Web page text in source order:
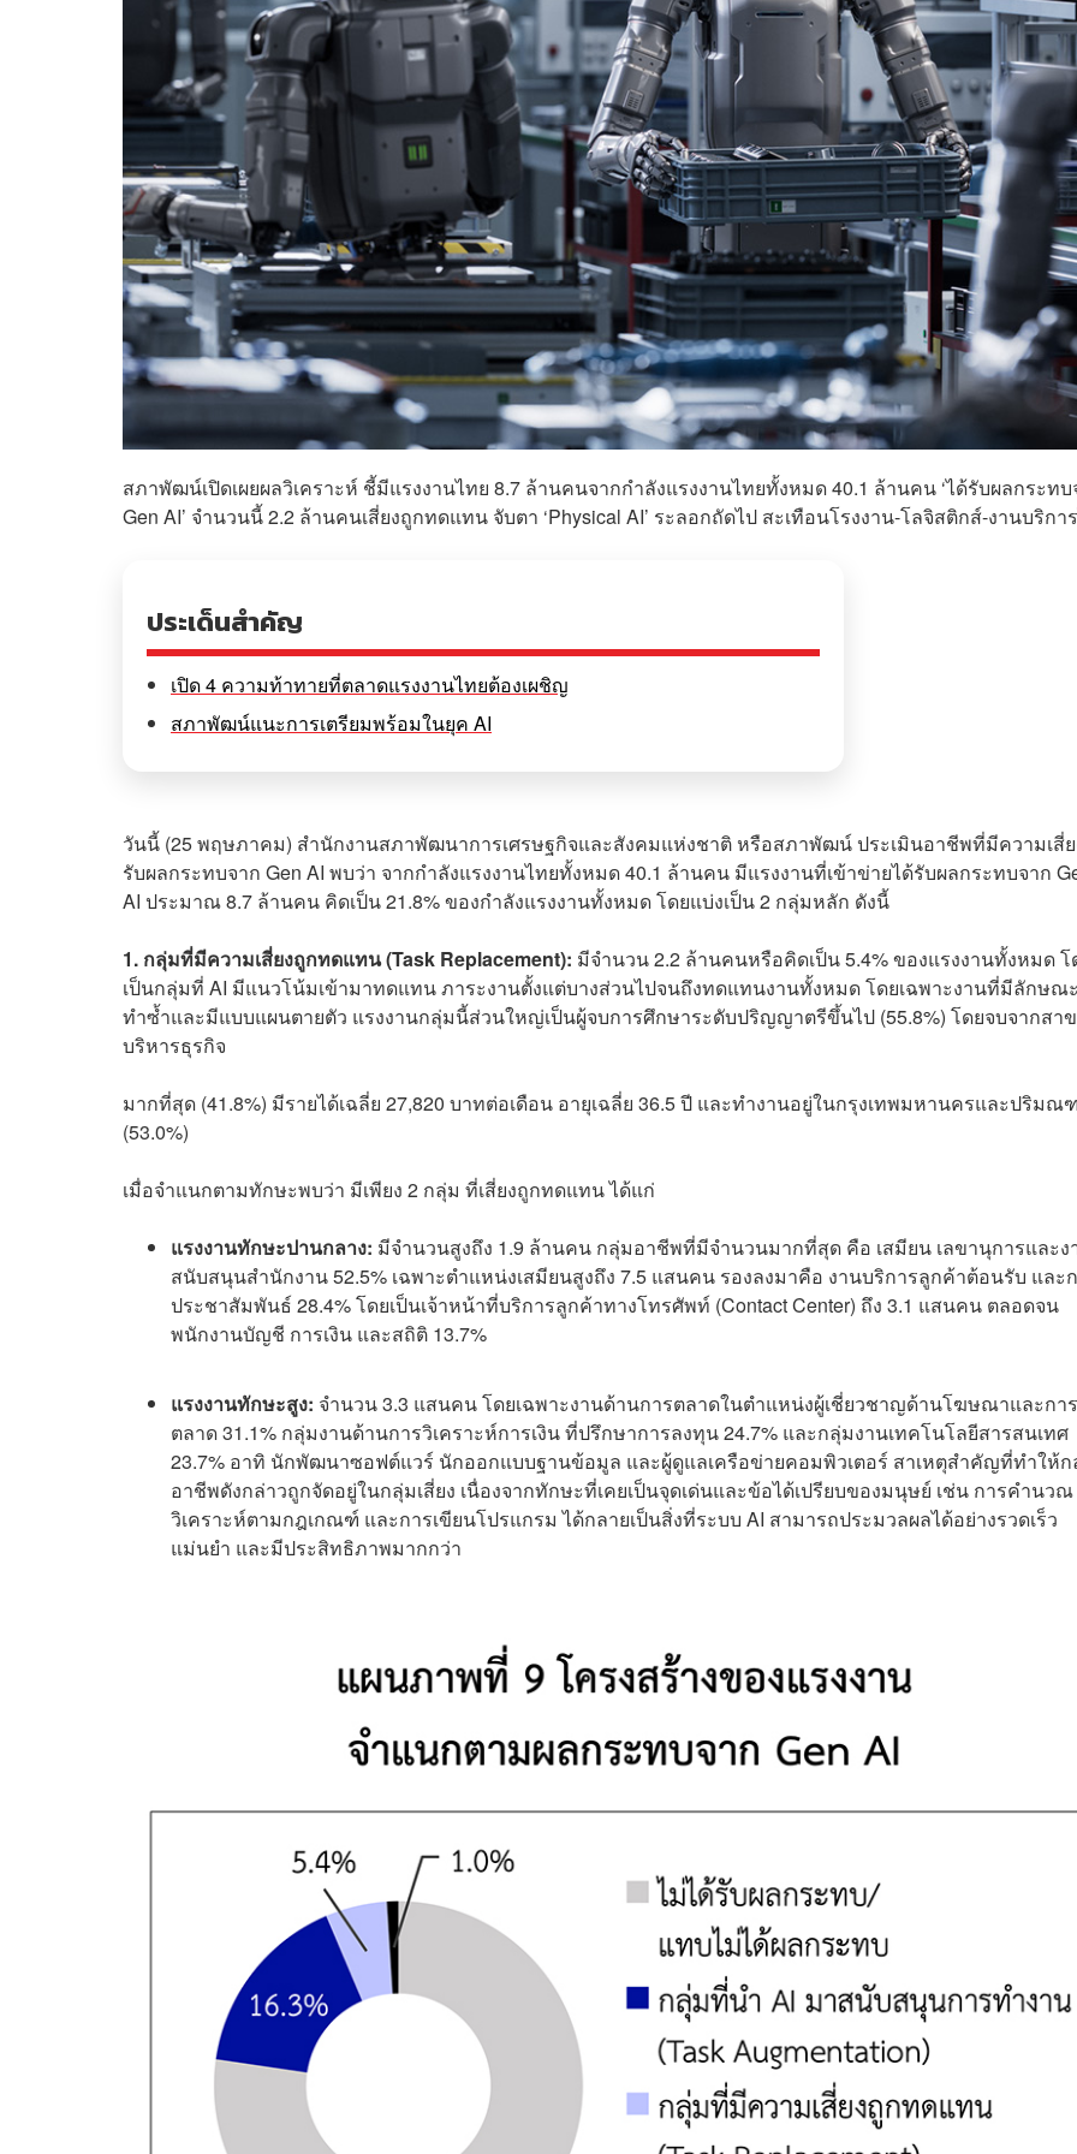
สภาพัฒน์เปิดเผยผลวิเคราะห์ ชี้มีแรงงานไทย 8.7 ล้านคนจากกำลังแรงงานไทยทั้งหมด 40.1 ล้านคน ‘ได้รับผลกระทบ
Gen AI’ จำนวนนี้ 2.2 ล้านคนเสี่ยงถูกทดแทน จับตา ‘Physical AI’ ระลอกถัดไป สะเทือนโรงงาน-โลจิสติกส์-งานบริกา
ประเด็นสำคัญ
เปิด 4 ความท้าทายที่ตลาดแรงงานไทยต้องเผชิญ
สภาพัฒน์แนะการเตรียมพร้อมในยุค AI
วันนี้ (25 พฤษภาคม) สำนักงานสภาพัฒนาการเศรษฐกิจและสังคมแห่งชาติ หรือสภาพัฒน์ ประเมินอาชีพที่มีความเสี่
รับผลกระทบจาก Gen AI พบว่า จากกำลังแรงงานไทยทั้งหมด 40.1 ล้านคน มีแรงงานที่เข้าข่ายได้รับผลกระทบจาก
AI ประมาณ 8.7 ล้านคน คิดเป็น 21.8% ของกำลังแรงงานทั้งหมด โดยแบ่งเป็น 2 กลุ่มหลัก ดังนี้
1. กลุ่มที่มีความเสี่ยงถูกทดแทน (Task Replacement): มีจำนวน 2.2 ล้านคนหรือคิดเป็น 5.4% ของแรงงานทั้งหมด โ
เป็นกลุ่มที่ AI มีแนวโน้มเข้ามาทดแทน ภาระงานตั้งแต่บางส่วนไปจนถึงทดแทนงานทั้งหมด โดยเฉพาะงานที่มีลักษณ
ทำซ้ำและมีแบบแผนตายตัว แรงงานกลุ่มนี้ส่วนใหญ่เป็นผู้จบการศึกษาระดับปริญญาตรีขึ้นไป (55.8%) โดยจบจากสา
บริหารธุรกิจ
มากที่สุด (41.8%) มีรายได้เฉลี่ย 27,820 บาทต่อเดือน อายุเฉลี่ย 36.5 ปี และทำงานอยู่ในกรุงเทพมหานครและปริมณ
(53.0%)
เมื่อจำแนกตามทักษะพบว่า มีเพียง 2 กลุ่ม ที่เสี่ยงถูกทดแทน ได้แก่
แรงงานทักษะปานกลาง: มีจำนวนสูงถึง 1.9 ล้านคน กลุ่มอาชีพที่มีจำนวนมากที่สุด คือ เสมียน เลขานุการและง
สนับสนุนสำนักงาน 52.5% เฉพาะตำแหน่งเสมียนสูงถึง 7.5 แสนคน รองลงมาคือ งานบริการลูกค้าต้อนรับ และ
ประชาสัมพันธ์ 28.4% โดยเป็นเจ้าหน้าที่บริการลูกค้าทางโทรศัพท์ (Contact Center) ถึง 3.1 แสนคน ตลอดจน
พนักงานบัญชี การเงิน และสถิติ 13.7%
แรงงานทักษะสูง: จำนวน 3.3 แสนคน โดยเฉพาะงานด้านการตลาดในตำแหน่งผู้เชี่ยวชาญด้านโฆษณาและการ
ตลาด 31.1% กลุ่มงานด้านการวิเคราะห์การเงิน ที่ปรึกษาการลงทุน 24.7% และกลุ่มงานเทคโนโลยีสารสนเทศ
23.7% อาทิ นักพัฒนาซอฟต์แวร์ นักออกแบบฐานข้อมูล และผู้ดูแลเครือข่ายคอมพิวเตอร์ สาเหตุสำคัญที่ทำให้ก
อาชีพดังกล่าวถูกจัดอยู่ในกลุ่มเสี่ยง เนื่องจากทักษะที่เคยเป็นจุดเด่นและข้อได้เปรียบของมนุษย์ เช่น การคำนวณ
วิเคราะห์ตามกฎเกณฑ์ และการเขียนโปรแกรม ได้กลายเป็นสิ่งที่ระบบ AI สามารถประมวลผลได้อย่างรวดเร็ว
แม่นยำ และมีประสิทธิภาพมากกว่า